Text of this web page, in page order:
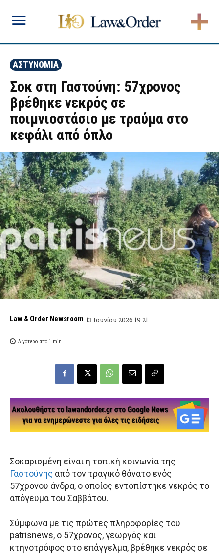
ΑΣΤΥΝΟΜΙΑ
Σοκ στη Γαστούνη: 57χρονος
βρέθηκε νεκρός σε
ποιμνιοστάσιο με τραύμα στο
κεφάλι από όπλο
Law & Order Newsroom 13 Ιουνίου 2026 19:21
Λιγότερο από 1 min.
Σοκαρισμένη είναι η τοπική κοινωνία της
Γαστούνης από τον τραγικό θάνατο ενός
57χρονου άνδρα, ο οποίος εντοπίστηκε νεκρός το
απόγευμα του Σαββάτου.
Σύμφωνα με τις πρώτες πληροφορίες του
patrisnews, ο 57χρονος, γεωργός και
κτηνοτρόφος στο επάγγελμα, βρέθηκε νεκρός σε